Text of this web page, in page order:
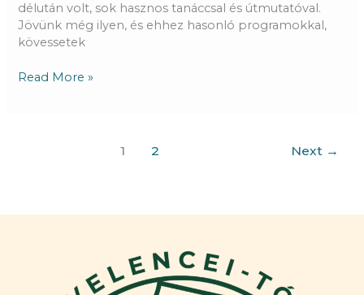
délután volt, sok hasznos tanáccsal és útmutatóval.
Jövünk még ilyen, és ehhez hasonló programokkal,
kövessetek
Read More »
1 2 Next →